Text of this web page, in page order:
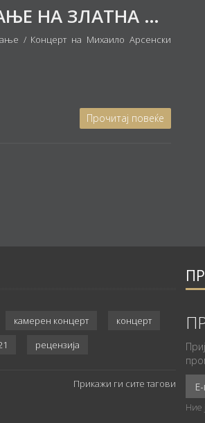
СВЕЧЕНО ОТВОРАЊЕ НА ЗЛАТНА ЛИРА 2023: Концерт на Михаило Арсенски (тенор) и Дино Имери (пијано)
/ Концерт на Михаило Арсенски
Прочитај повеќе
камерен концерт
концерт
рецензија
Прикажи ги сите тагови
Ние